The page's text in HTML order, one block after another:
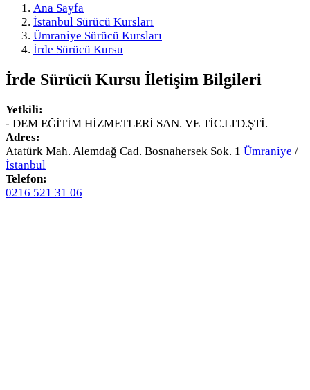
Ana Sayfa
İstanbul Sürücü Kursları
Ümraniye Sürücü Kursları
İrde Sürücü Kursu
İrde Sürücü Kursu İletişim Bilgileri
Yetkili:
- DEM EĞİTİM HİZMETLERİ SAN. VE TİC.LTD.ŞTİ.
Adres:
Atatürk Mah. Alemdağ Cad. Bosnahersek Sok. 1 Ümraniye /
İstanbul
Telefon:
0216 521 31 06